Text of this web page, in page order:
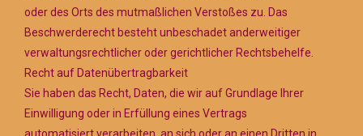
oder des Orts des mutmaßlichen Verstoßes zu. Das
Beschwerderecht besteht unbeschadet anderweitiger
verwaltungsrechtlicher oder gerichtlicher Rechtsbehelfe.
Recht auf Datenübertragbarkeit
Sie haben das Recht, Daten, die wir auf Grundlage Ihrer
Einwilligung oder in Erfüllung eines Vertrags